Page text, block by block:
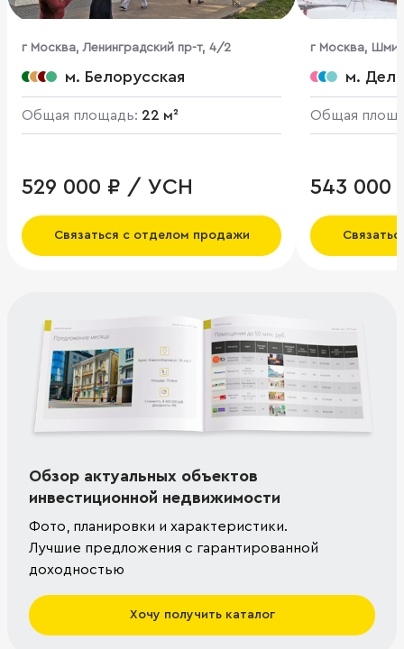
г Москва, Ленинградский пр-т, 4/2
м. Белорусская
Общая площадь: 22 м²
529 000 ₽ / УСН
Связаться с отделом продажи
г Москва,
м.
Общая
543
Обзор актуальных объектов
инвестиционной недвижимости
Фото, планировки и характеристики.
Лучшие предложения с гарантированной
доходностью
Хочу получить каталог